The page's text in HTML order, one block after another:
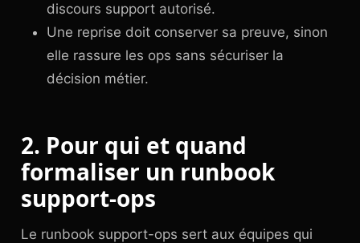
discours support autorisé.
Une reprise doit conserver sa preuve, sinon
elle rassure les ops sans sécuriser la
décision métier.
2. Pour qui et quand
formaliser un runbook
support-ops
Le runbook support-ops sert aux équipes qui